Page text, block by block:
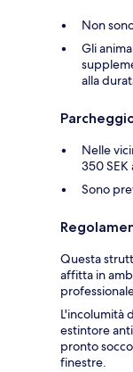
Non
Gli
alla
Nelle
350 SEK
Sono
Questa
affitta in
L'incolumità
estintore
pronto
finestre.